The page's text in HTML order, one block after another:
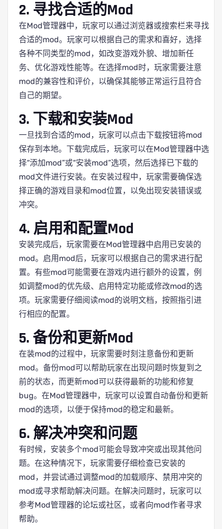
2. 寻找合适的Mod
在Mod管理器中，玩家可以通过浏览器或搜索栏来寻找
合适的mod。玩家可以根据自己的需求和喜好，选择
各种不同类型的mod，如改变游戏外貌、增加新任
务、优化游戏性能等。在选择mod时，玩家需要注意
mod的兼容性和评价，以确保其能够正常运行且符合
自己的期望。
3. 下载和安装Mod
一旦找到合适的mod，玩家可以点击下载按钮将mod
保存到本地。下载完成后，玩家可以在Mod管理器中选
择“添加mod”或“安装mod”选项，然后选择已下载的
mod文件进行安装。在安装过程中，玩家需要确保选
择正确的游戏目录和mod位置，以免出现安装错误或
冲突。
4. 启用和配置Mod
安装完成后，玩家需要在Mod管理器中启用已安装的
mod。启用mod后，玩家可以根据自己的需求进行配
置。有些mod可能需要在游戏内进行额外的设置，例
如调整mod的优先级、启用特定功能或修改mod的选
项。玩家需要仔细阅读mod的说明文档，按照指引进
行相应的配置。
5. 备份和更新Mod
在装mod的过程中，玩家需要时刻注意备份和更新
mod。备份mod可以帮助玩家在出现问题时恢复到之
前的状态，而更新mod可以获得最新的功能和修复
bug。在Mod管理器中，玩家可以设置自动备份和更新
mod的选项，以便于保持mod的稳定和最新。
6. 解决冲突和问题
有时候，安装多个mod可能会导致冲突或出现其他问
题。在这种情况下，玩家需要仔细检查已安装的
mod，并尝试通过调整mod的加载顺序、禁用冲突的
mod或寻求帮助解决问题。在解决问题时，玩家可以
参考Mod管理器的论坛或社区，或者向mod作者寻求
帮助。